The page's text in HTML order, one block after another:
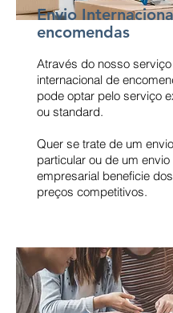
Envio
encomendas
Através do nosso
internacional de
pode optar pelo serviço
ou standard.
Quer se trate de um envio
particular ou de um envio
empresarial beneficie
preços competitivos.